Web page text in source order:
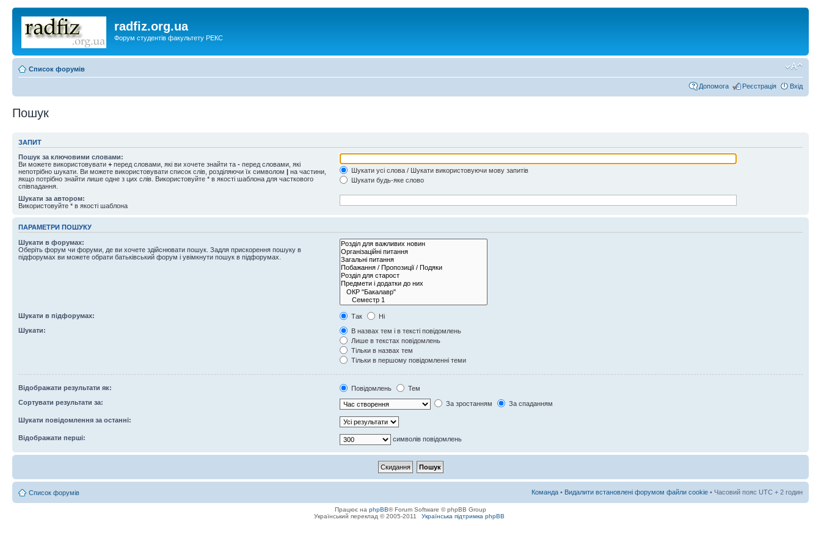
radfiz.org.ua
Форум студентів факультету РЕКС
Список форумів
Допомога Реєстрація Вхід
Пошук
ЗАПИТ
Пошук за ключовими словами:
Ви можете використовувати + перед словами, які ви хочете знайти та - перед словами, які
непотрібно шукати. Ви можете використовувати список слів, розділяючи їх символом | на частини,
якщо потрібно знайти лише одне з цих слів. Використовуйте * в якості шаблона для часткового
співпадання.
Шукати усі слова / Шукати використовуючи мову запитів
Шукати будь-яке слово
Шукати за автором:
Використовуйте * в якості шаблона
ПАРАМЕТРИ ПОШУКУ
Шукати в форумах:
Оберіть форум чи форуми, де ви хочете здійснювати пошук. Задля прискорення пошуку в
підфорумах ви можете обрати батьківський форум і увімкнути пошук в підфорумах.
Шукати в підфорумах: Так
Ні
Шукати:
В назвах тем і в тексті повідомлень
Лише в текстах повідомлень
Тільки в назвах тем
Тільки в першому повідомленні теми
Відображати результати як: Повідомлень
Тем
Сортувати результати за:
За зростанням За спаданням
Шукати повідомлення за останні:
Відображати перші: символів повідомлень
Список форумів Команда • Видалити встановлені форумом файли cookie • Часовий пояс UTC + 2 годин
Працює на phpBB® Forum Software © phpBB Group
Український переклад © 2005-2011
Українська підтримка phpBB